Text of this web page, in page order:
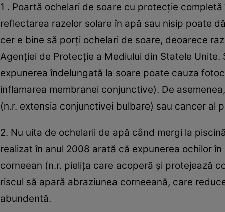
1 . Poartă ochelari de soare cu protecție
reflectarea razelor solare în apă sau nisip poate
cer e bine să porți ochelari de soare, deoarece
Agenției de Protecție a Mediului din Statele
expunerea îndelungată la soare poate cauza
inflamarea membranei conjunctive). De
(n.r. extensia conjunctivei bulbare) sau cancer al
2. Nu uita de ochelarii de apă când mergi la
realizat în anul 2008 arată că expunerea ochilor
corneean (n.r. pielița care acoperă și protejează
riscul să apară abraziunea corneeană, care
abundentă.